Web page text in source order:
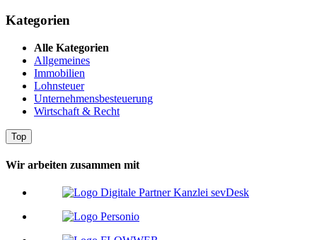
Kategorien
Alle Kategorien
Allgemeines
Immobilien
Lohnsteuer
Unternehmensbesteuerung
Wirtschaft & Recht
Top
Wir arbeiten zusammen mit